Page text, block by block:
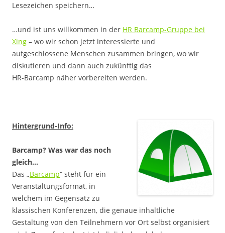
Lesezeichen speichern…
…und ist uns willkommen in der HR Barcamp-Gruppe bei
Xing – wo wir schon jetzt interessierte und
aufgeschlossene Menschen zusammen bringen, wo wir
diskutieren und dann auch zukünftig das
HR-Barcamp näher vorbereiten werden.
Hintergrund-Info:
Barcamp? Was war das noch
gleich…
Das „Barcamp“ steht für ein
Veranstaltungsformat, in
welchem im Gegensatz zu
klassischen Konferenzen, die genaue inhaltliche
Gestaltung von den Teilnehmern vor Ort selbst organisiert